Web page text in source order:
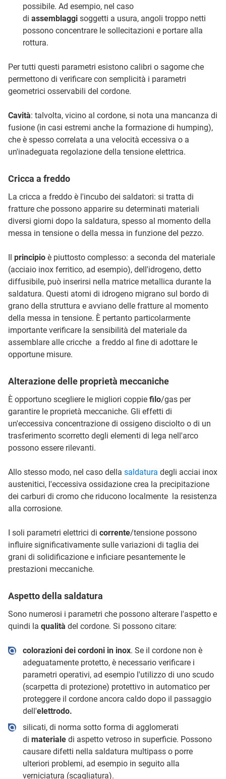
possibile. Ad esempio, nel caso
di assemblaggisoggetti a usura, angoli troppo netti
possono concentrare le sollecitazioni e portare alla
rottura.
Per tutti questi parametri esistono calibri o sagome che
permettono di verificare con semplicità i parametri
geometrici osservabili del cordone.
Cavità: talvolta, vicino al cordone, si nota una mancanza di
fusione (in casi estremi anche la formazione di humping),
che è spesso correlata a una velocità eccessiva o a
un'inadeguata regolazione della tensione elettrica.
Cricca a freddo
La cricca a freddo è l'incubo dei saldatori: si tratta di
fratture che possono apparire su determinati materiali
diversi giorni dopo la saldatura, spesso al momento della
messa in tensione o della messa in funzione del pezzo.
Il principio è piuttosto complesso: a seconda del materiale
(acciaio inox ferritico, ad esempio), dell'idrogeno, detto
diffusibile, può inserirsi nella matrice metallica durante la
saldatura. Questi atomi di idrogeno migrano sul bordo di
grano della struttura e avviano delle fratture al momento
della messa in tensione. È pertanto particolarmente
importante verificare la sensibilità del materiale da
assemblare alle cricche a freddo al fine di adottare le
opportune misure.
Alterazione delle proprietà meccaniche
È opportuno scegliere le migliori coppie filo/gas per
garantire le proprietà meccaniche. Gli effetti di
un'eccessiva concentrazione di ossigeno disciolto o di un
trasferimento scorretto degli elementi di lega nell'arco
possono essere rilevanti.
Allo stesso modo, nel caso della saldatura degli acciai inox
austenitici, l'eccessiva ossidazione crea la precipitazione
dei carburi di cromo che riducono localmente la resistenza
alla corrosione.
I soli parametri elettrici di corrente/tensione possono
influire significativamente sulle variazioni di taglia dei
grani di solidificazione e inficiare pesantemente le
prestazioni meccaniche.
Aspetto della saldatura
Sono numerosi i parametri che possono alterare l'aspetto e
quindi la qualità del cordone. Si possono citare:
colorazioni dei cordoni in inox. Se il cordone non è
adeguatamente protetto, è necessario verificare i
parametri operativi, ad esempio l'utilizzo di uno scudo
(scarpetta di protezione) protettivo in automatico per
proteggere il cordone ancora caldo dopo il passaggio
dell'elettrodo.
silicati, di norma sotto forma di agglomerati
di materialedi aspetto vetroso in superficie. Possono
causare difetti nella saldatura multipass o porre
ulteriori problemi, ad esempio in seguito alla
verniciatura (scagliatura).